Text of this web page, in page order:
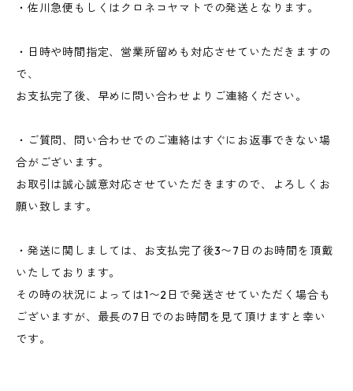
・佐川急便もしくはクロネコヤマトでの発送となります。
・日時や時間指定、営業所留めも対応させていただきますの
で、
お支払完了後、早めに問い合わせよりご連絡ください。
・ご質問、問い合わせでのご連絡はすぐにお返事できない場
合がございます。
お取引は誠心誠意対応させていただきますので、よろしくお
願い致します。
・発送に関しましては、お支払完了後3〜7日のお時間を頂戴
いたしております。
その時の状況によっては1〜2日で発送させていただく場合も
ございますが、最長の7日でのお時間を見て頂けますと幸い
です。